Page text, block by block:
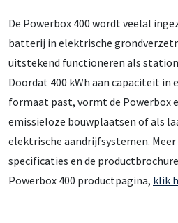
De Powerbox 400 wordt veelal
batterij in elektrische
uitstekend functioneren als
Doordat 400 kWh aan capaciteit in
formaat past, vormt de Powerbox
emissieloze bouwplaatsen of als
elektrische aandrijfsystemen.
specificaties en de
Powerbox 400 productpagina, klik